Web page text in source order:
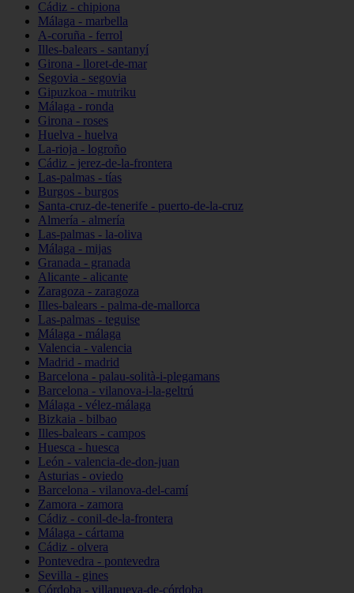
Cádiz - chipiona
Málaga - marbella
A-coruña - ferrol
Illes-balears - santanyí
Girona - lloret-de-mar
Segovia - segovia
Gipuzkoa - mutriku
Málaga - ronda
Girona - roses
Huelva - huelva
La-rioja - logroño
Cádiz - jerez-de-la-frontera
Las-palmas - tías
Burgos - burgos
Santa-cruz-de-tenerife - puerto-de-la-cruz
Almería - almería
Las-palmas - la-oliva
Málaga - mijas
Granada - granada
Alicante - alicante
Zaragoza - zaragoza
Illes-balears - palma-de-mallorca
Las-palmas - teguise
Málaga - málaga
Valencia - valencia
Madrid - madrid
Barcelona - palau-solità-i-plegamans
Barcelona - vilanova-i-la-geltrú
Málaga - vélez-málaga
Bizkaia - bilbao
Illes-balears - campos
Huesca - huesca
León - valencia-de-don-juan
Asturias - oviedo
Barcelona - vilanova-del-camí
Zamora - zamora
Cádiz - conil-de-la-frontera
Málaga - cártama
Cádiz - olvera
Pontevedra - pontevedra
Sevilla - gines
Córdoba - villanueva-de-córdoba